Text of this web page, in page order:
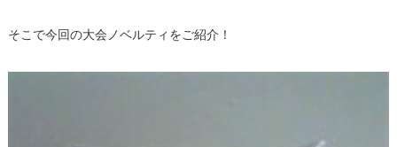
そこで今回の大会ノベルティをご紹介！